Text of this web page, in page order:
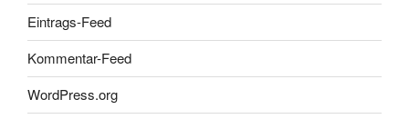
Eintrags-Feed
Kommentar-Feed
WordPress.org